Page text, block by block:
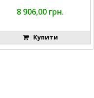
8 906,00 грн.
Купити